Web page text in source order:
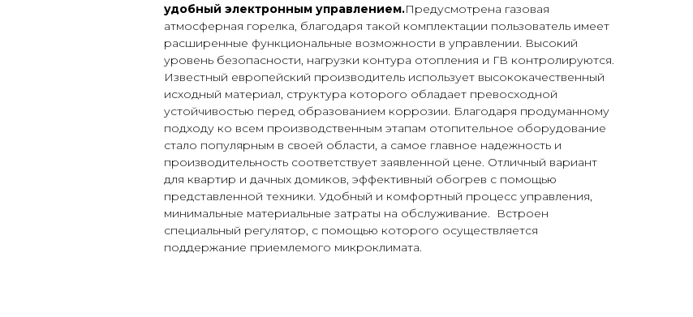
удобный электронным управлением.Предусмотрена газовая
атмосферная горелка, благодаря такой комплектации пользователь имеет
расширенные функциональные возможности в управлении. Высокий
уровень безопасности, нагрузки контура отопления и ГВ контролируются.
Известный европейский производитель использует высококачественный
исходный материал, структура которого обладает превосходной
устойчивостью перед образованием коррозии. Благодаря продуманному
подходу ко всем производственным этапам отопительное оборудование
стало популярным в своей области, а самое главное надежность и
производительность соответствует заявленной цене. Отличный вариант
для квартир и дачных домиков, эффективный обогрев с помощью
представленной техники. Удобный и комфортный процесс управления,
минимальные материальные затраты на обслуживание. Встроен
специальный регулятор, с помощью которого осуществляется
поддержание приемлемого микроклимата.